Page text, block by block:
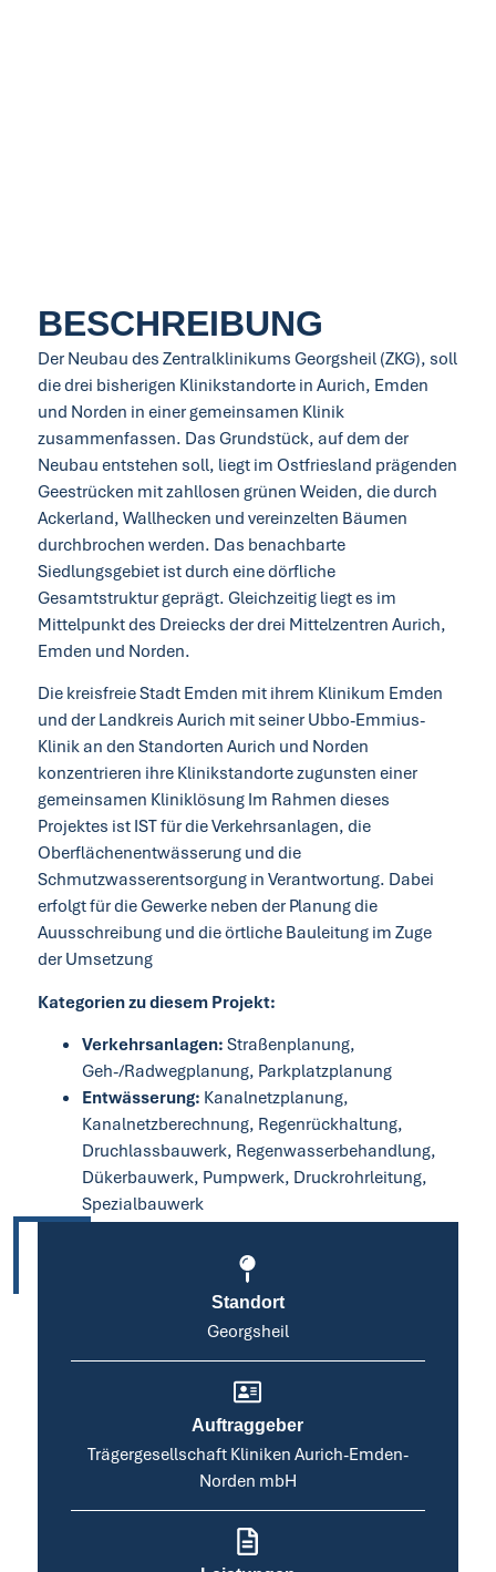
BESCHREIBUNG
Der Neubau des Zentralklinikums Georgsheil (ZKG), soll
die drei bisherigen Klinikstandorte in Aurich, Emden
und Norden in einer gemeinsamen Klinik
zusammenfassen. Das Grundstück, auf dem der
Neubau entstehen soll, liegt im Ostfriesland prägenden
Geestrücken mit zahllosen grünen Weiden, die durch
Ackerland, Wallhecken und vereinzelten Bäumen
durchbrochen werden. Das benachbarte
Siedlungsgebiet ist durch eine dörfliche
Gesamtstruktur geprägt. Gleichzeitig liegt es im
Mittelpunkt des Dreiecks der drei Mittelzentren Aurich,
Emden und Norden.
Die kreisfreie Stadt Emden mit ihrem Klinikum Emden
und der Landkreis Aurich mit seiner Ubbo-Emmius-
Klinik an den Standorten Aurich und Norden
konzentrieren ihre Klinikstandorte zugunsten einer
gemeinsamen Kliniklösung Im Rahmen dieses
Projektes ist IST für die Verkehrsanlagen, die
Oberflächenentwässerung und die
Schmutzwasserentsorgung in Verantwortung. Dabei
erfolgt für die Gewerke neben der Planung die
Auusschreibung und die örtliche Bauleitung im Zuge
der Umsetzung
Kategorien zu diesem Projekt:
Verkehrsanlagen: Straßenplanung,
Geh-/Radwegplanung, Parkplatzplanung
Entwässerung: Kanalnetzplanung,
Kanalnetzberechnung, Regenrückhaltung,
Druchlassbauwerk, Regenwasserbehandlung,
Dükerbauwerk, Pumpwerk, Druckrohrleitung,
Spezialbauwerk
Standort
Georgsheil
Auftraggeber
Trägergesellschaft Kliniken Aurich-Emden-
Norden mbH